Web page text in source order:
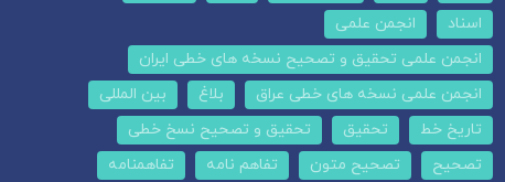
اسناد
انجمن علمی
انجمن علمی تحقیق و تصحیح نسخه های خطی ایران
انجمن علمی نسخه های خطی عراق
بلاغ
بین المللی
تاریخ خط
تحقیق
تحقیق و تصحیح نسخ خطی
تصحیح
تصحیح متون تفاهم نامه
تفاهمنامه